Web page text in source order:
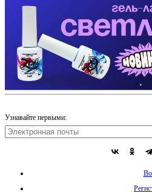
Узнавайте первыми: